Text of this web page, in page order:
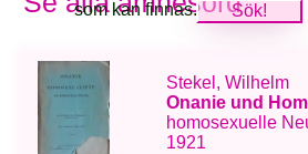
som kan finnas.
Stekel, Wilhelm
Onanie und
homosexuelle
1921